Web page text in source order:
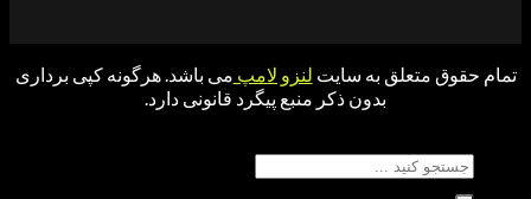
تمام حقوق متعلق به سایت لنزو لامپ می باشد. هرگونه کپی برداری
بدون ذکر منبع پیگرد قانونی دارد.